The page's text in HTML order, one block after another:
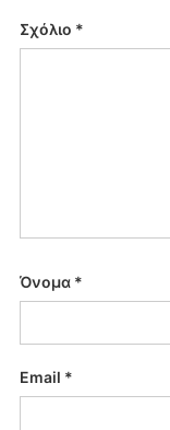
Σχόλιο *
Όνομα *
Email *